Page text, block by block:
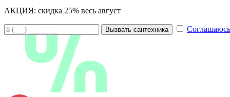
АКЦИЯ: скидка 25% весь август
Вызвать сантехника